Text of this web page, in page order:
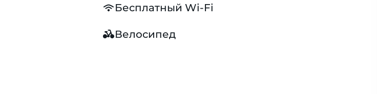
Бесплатный Wi-Fi
Велосипед